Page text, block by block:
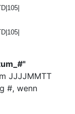
JJJJMMTT
#, wenn